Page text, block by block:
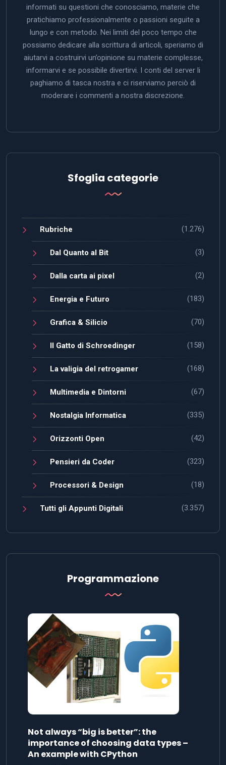
informati su questioni che conosciamo, materie che
pratichiamo professionalmente o passioni seguite a
lungo e con metodo. Nei limiti del poco tempo che
possiamo dedicare alla scrittura di articoli, speriamo di
aiutarvi a costruirvi un’opinione su materie complesse,
informarvi e se possibile divertirvi. I conti del server li
paghiamo di tasca nostra e ci riserviamo perciò di
moderare i commenti a nostra discrezione.
Sfoglia categorie
Rubriche (1.276)
Dal Quanto al Bit (3)
Dalla carta ai pixel (2)
Energia e Futuro (183)
Grafica & Silicio (70)
Il Gatto di Schroedinger (158)
La valigia del retrogamer (168)
Multimedia e Dintorni (67)
Nostalgia Informatica (335)
Orizzonti Open (42)
Pensieri da Coder (323)
Processori & Design (18)
Tutti gli Appunti Digitali (3.357)
Programmazione
Not always “big is better”: the
importance of choosing data types –
An example with CPython